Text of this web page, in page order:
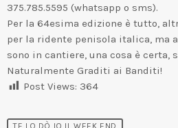
375.785.5595 (whatsapp o sms).
Per la 64esima edizione è tutto,
per la ridente penisola italica, ma
sono in cantiere, una cosa è certa,
Naturalmente Graditi ai Banditi!
Post Views: 364